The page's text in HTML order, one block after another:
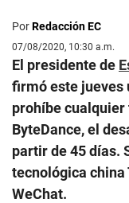
PorRedacción EC
07/08/2020, 10:30 a.m.
El presidente de
firmó este jueves
prohíbe cualquier
ByteDance, el
partir de 45 días.
tecnológica china
WeChat.